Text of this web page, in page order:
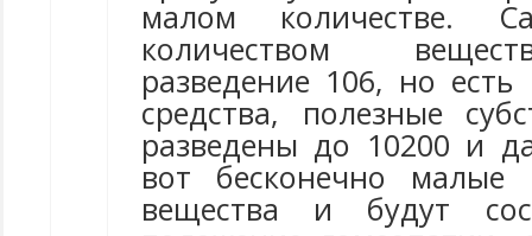
малом количестве.
количеством
разведение 106, но есть
средства, полезные
разведены до 10200 и
вот бесконечно малые
вещества и будут